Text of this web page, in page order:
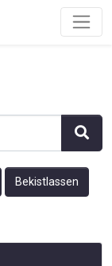
Bekistlassen